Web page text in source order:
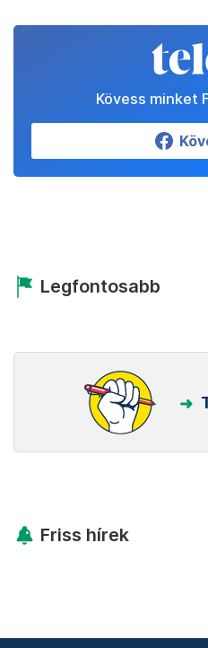
Kövess minket
Legfontosabb
Friss hírek